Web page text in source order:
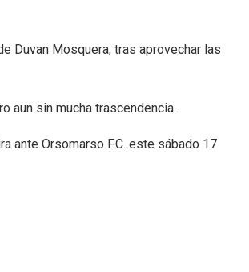
Duvan Mosquera, tras aprovechar las
aun sin mucha trascendencia.
ante Orsomarso F.C. este sábado 17